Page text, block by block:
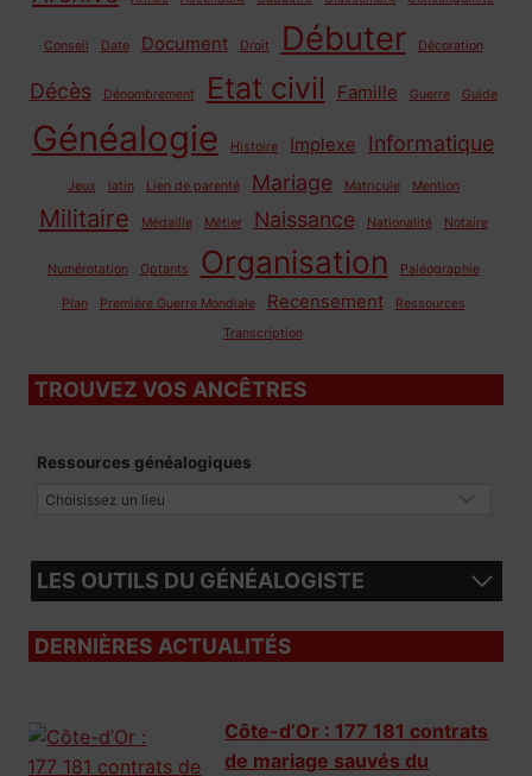
Conseil Date Document Droit Débuter Décoration
Décès Dénombrement Etat civil Famille Guerre Guide
Généalogie Histoire Implexe Informatique
Jeux latin Lien de parenté Mariage Matricule Mention
Militaire Médaille Métier Naissance Nationalité Notaire
Numérotation Optants Organisation Paléographie
Plan Première Guerre Mondiale Recensement
Ressources
Transcription
TROUVEZ VOS ANCÊTRES
Ressources généalogiques
LES OUTILS DU GÉNÉALOGISTE
DERNIÈRES ACTUALITÉS
Côte-d’Or : 177 181 contrats
de mariage sauvés du